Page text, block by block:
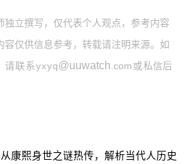
独立撰写，仅代表个人观点，参考内容
容仅供信息参考，转载请注明来源。如
请联系yxyq@uuwatch .com或私信后
康熙身世之谜热传，解析当代人历史